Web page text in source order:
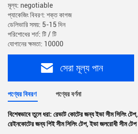
মূল্য: negotiable
প্যাকেজিং বিবরণ: শক্ত কাগজ
ডেলিভারি সময়: 5-15 দিন
পরিশোধের শর্ত: টি / টি
যোগানের ক্ষমতা: 10000
সেরা মূল্য পান
পণ্যের বিবরণ পণ্যের বর্ণনা
বিশেষভাবে তুলে ধরা: রেভাট কোটের জন্য ইভা সীম সিলিং টেপ,
রেইনকোটের জন্য পিই সীম সিলিং টেপ,ইভা জলরোধী সীম টেপ